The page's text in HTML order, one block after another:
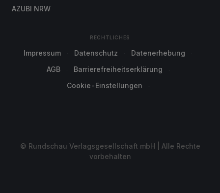
AZUBI NRW
RECHTLICHES
Impressum Datenschutz
Datenerhebung
AGB
Barrierefreiheitserklärung
Cookie-Einstellungen
© Rundschau Verlagsgesellschaft mbH | Alle Rechte
vorbehalten